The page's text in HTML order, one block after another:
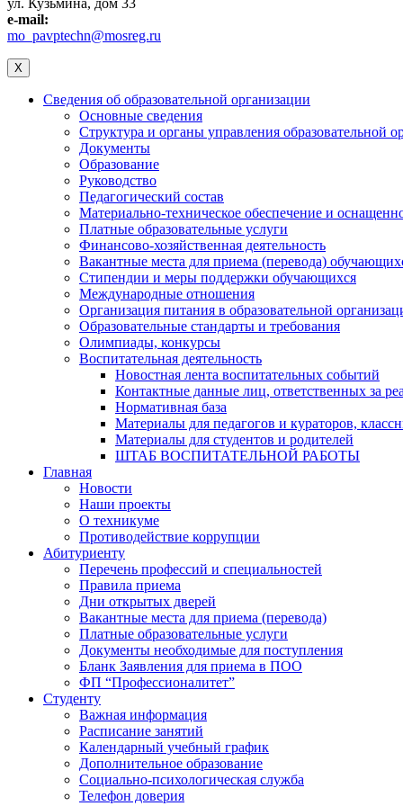
e-mail:
mo_pavptechn@mosreg.ru
X
Сведения об образовательной организации
Основные сведения
Структура и органы управления образовательной
Документы
Образование
Руководство
Педагогический состав
Материально-техническое обеспечение и
Платные образовательные услуги
Финансово-хозяйственная деятельность
Вакантные места для приема (перевода)
Стипендии и меры поддержки обучающихся
Международные отношения
Организация питания в образовательной
Образовательные стандарты и требования
Олимпиады, конкурсы
Воспитательная деятельность
Новостная лента воспитательных событий
Контактные данные лиц, ответственных за
Нормативная база
Материалы для педагогов и кураторов,
Материалы для студентов и родителей
ШТАБ ВОСПИТАТЕЛЬНОЙ РАБОТЫ
Главная
Новости
Наши проекты
О техникуме
Противодействие коррупции
Абитуриенту
Перечень профессий и специальностей
Правила приема
Дни открытых дверей
Вакантные места для приема (перевода)
Платные образовательные услуги
Документы необходимые для поступления
Бланк Заявления для приема в ПОО
ФП “Профессионалитет”
Студенту
Важная информация
Расписание занятий
Календарный учебный график
Дополнительное образование
Социально-психологическая служба
Телефон доверия